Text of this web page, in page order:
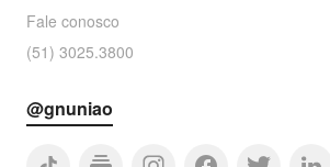
Fale conosco
(51) 3025.3800
@gnuniao